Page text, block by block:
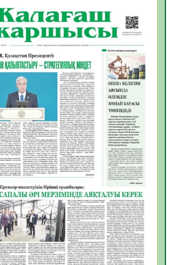
ауруларға қарсы иммундау
тиімділігі
36
туралы
33
туралы мәлімет
33
облысы полиция
20 мыңнан астам
қамтамасыз етті
45
«САНАЛЫ ҰРПАҚ –
АТТЫ КЕҢЕЙТІЛГЕН
45